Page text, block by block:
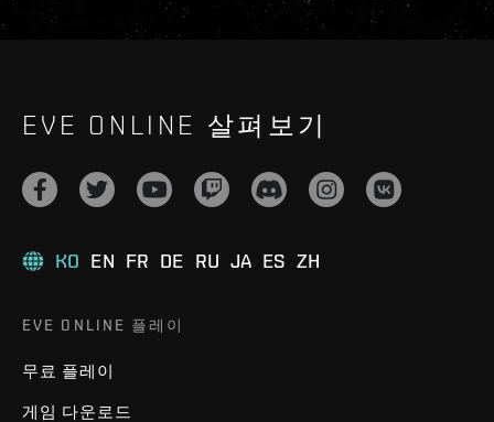
EVE ONLINE 살펴보기
KO EN FR DE RU JA ES ZH
EVE ONLINE 플레이
무료 플레이
게임 다운로드